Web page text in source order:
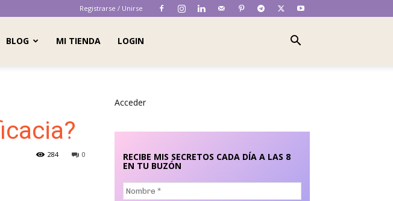
Registrarse / Unirse
BLOG MI TIENDA LOGIN
0
284
Acceder
RECIBE MIS SECRETOS CADA DÍA A LAS 8
EN TU BUZÓN
Nombre
*